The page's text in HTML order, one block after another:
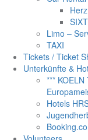
Herz
SIXT
Limo –
TAXI
Tickets / Ticket
Unterkünfte &
***
Hotels